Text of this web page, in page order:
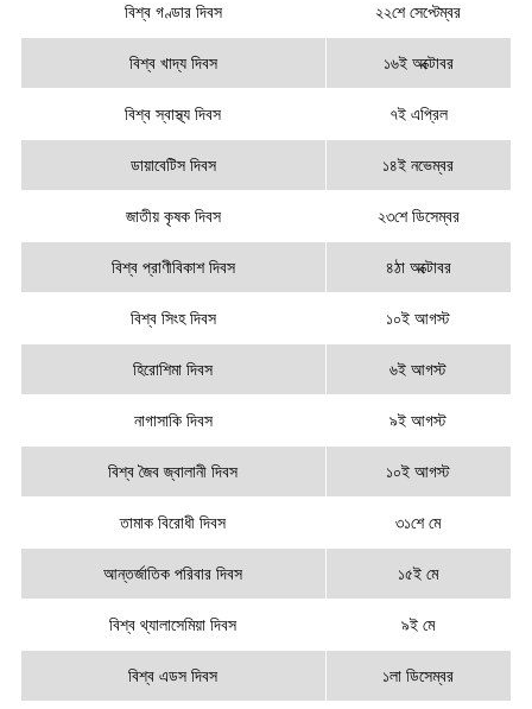
বিশ্ব গণ্ডার দিবস ২২শে সেপ্টেম্বর
বিশ্ব খাদ্য দিবস ১৬ই অক্টোবর
বিশ্ব স্বাস্থ্য দিবস ৭ই এপ্রিল
ডায়াবেটিস দিবস ১৪ই নভেম্বর
জাতীয় কৃষক দিবস ২৩শে ডিসেম্বর
বিশ্ব প্রাণীবিকাশ দিবস ৪ঠা অক্টোবর
বিশ্ব সিংহ দিবস ১০ই আগস্ট
হিরোশিমা দিবস ৬ই আগস্ট
নাগাসাকি দিবস ৯ই আগস্ট
বিশ্ব জৈব জ্বালানী দিবস ১০ই আগস্ট
তামাক বিরোধী দিবস ৩১শে মে
আন্তর্জাতিক পরিবার দিবস ১৫ই মে
বিশ্ব থ্যালাসেমিয়া দিবস ৯ই মে
বিশ্ব এডস দিবস ১লা ডিসেম্বর